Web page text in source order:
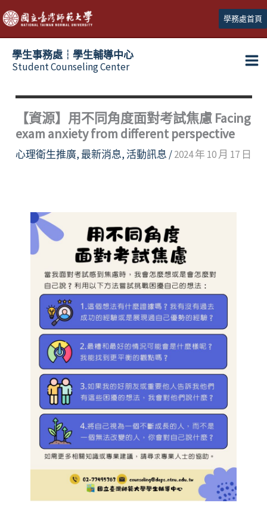
跳
至
主
學務處首頁
學生事務處┆學生輔導中心
Student Counseling Center
【資源】用不同角度面對考試焦慮 Facing
exam anxiety from different perspective
心理衛生推廣, 最新消息, 活動訊息 /2024 年 10 月 17 日